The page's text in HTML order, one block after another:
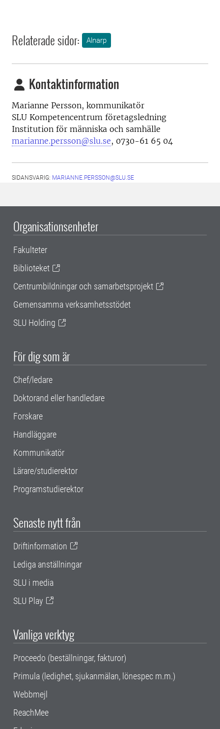
Relaterade sidor: Alnarp
Kontaktinformation
Marianne Persson, kommunikatör
SLU Kompetencentrum företagsledning
Institution för människa och samhälle
marianne.persson@slu.se, 0730-61 65 04
SIDANSVARIG: MARIANNE.PERSSON@SLU.SE
Organisationsenheter
Fakulteter
Biblioteket
Centrumbildningar och samarbetsprojekt
Gemensamma verksamhetsstödet
SLU Holding
För dig som är
Chef/ledare
Doktorand eller handledare
Forskare
Handläggare
Kommunikatör
Lärare/studierektor
Programstudierektor
Senaste nytt från
Driftinformation
Lediga anställningar
SLU i media
SLU Play
Vanliga verktyg
Proceedo (beställningar, fakturor)
Primula (ledighet, sjukanmälan, lönespec m.m.)
Webbmejl
ReachMee